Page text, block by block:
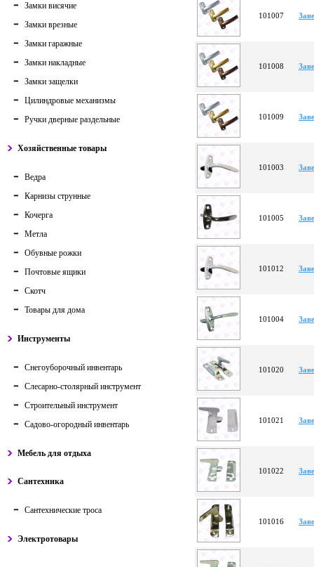
Замки висячие
Замки врезные
Замки гаражные
Замки накладные
Замки защелки
Цилиндровые механизмы
Ручки дверные раздельные
Хозяйственные товары
Ведра
Карнизы струнные
Кочерга
Метла
Обувные рожки
Почтовые ящики
Скотч
Товары для дома
Инструменты
Снегоуборочный инвентарь
Слесарно-столярный инструмент
Строительный инструмент
Садово-огородный инвентарь
Мебель для отдыха
Сантехника
Сантехнические троса
Электротовары
101007
101008
101009
101003
101005
101012
101004
101020
101021
101022
101016